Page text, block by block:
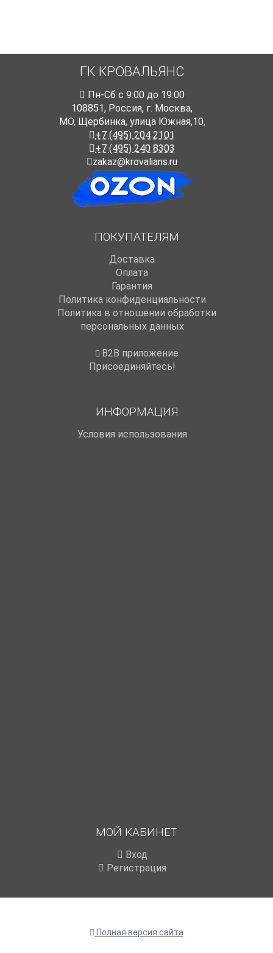
ГК КРОВАЛЬЯНС
Пн-Cб с 9:00 до 19:00
108851, Россия, г. Москва,
МО, Щербинка, улица Южная,10,
+7 (495) 204 2101
+7 (495) 240 8303
zakaz@krovalians.ru
ПОКУПАТЕЛЯМ
Доставка
Оплата
Гарантия
Политика конфиденциальности
Политика в отношении обработки
персональных данных
B2B приложение
Присоединяйтесь!
ИНФОРМАЦИЯ
Условия использования
МОЙ КАБИНЕТ
Вход
Регистрация
Полная версия сайта